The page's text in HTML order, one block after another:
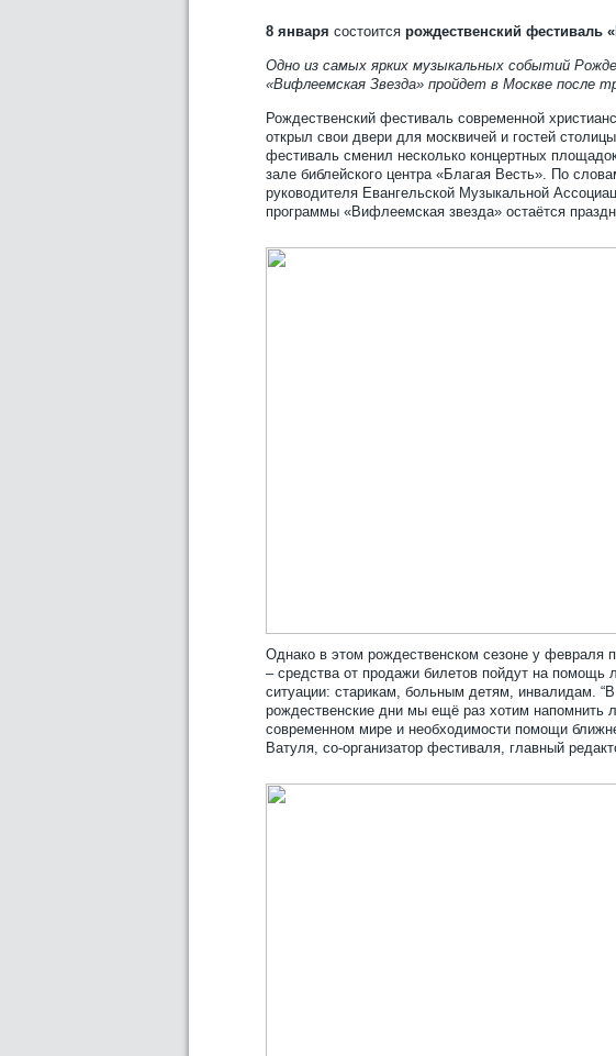
8 января состоится рождественский фестиваль
Одно из самых ярких музыкальных событий
«Вифлеемская Звезда» пройдет в Москве после
Рождественский фестиваль современной
открыл свои двери для москвичей и гостей
фестиваль сменил несколько концертных
зале библейского центра «Благая Весть». По
руководителя Евангельской Музыкальной
программы «Вифлеемская звезда» остаётся
Однако в этом рождественском сезоне у февраля
– средства от продажи билетов пойдут на
ситуации: старикам, больным детям, инвалидам.
рождественские дни мы ещё раз хотим
современном мире и необходимости помощи
Ватуля, со-организатор фестиваля, главный